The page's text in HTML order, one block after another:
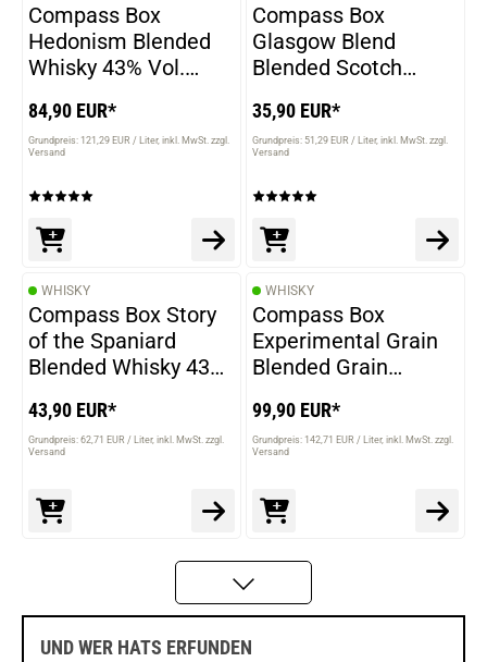
Compass Box
Hedonism Blended
Whisky 43% Vol.
84,90 EUR*
Grundpreis: 121,29 EUR / Liter inkl. MwSt. zzgl.
Versand
Compass Box
Glasgow Blend
Blended Scotch
700ml
35,90 EUR*
Grundpreis: 51,29 EUR / Liter inkl. MwSt. zzgl.
Versand
WHISKY
Compass Box Story
of the Spaniard
Blended Whisky 43%
43,90 EUR*
Grundpreis: 62,71 EUR / Liter inkl. MwSt. zzgl.
Versand
WHISKY
Compass Box
Experimental Grain
Blended Grain
700ml
99,90 EUR*
Grundpreis: 142,71 EUR / Liter inkl. MwSt. zzgl.
Versand
UND WER HATS ERFUNDEN